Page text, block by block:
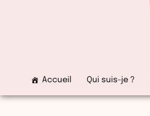
Accueil Qui suis-je ?